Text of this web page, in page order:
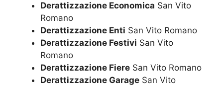
Derattizzazione Economica San Vito
Romano
Derattizzazione Enti San Vito Romano
Derattizzazione Festivi San Vito
Romano
Derattizzazione Fiere San Vito Romano
Derattizzazione Garage San Vito